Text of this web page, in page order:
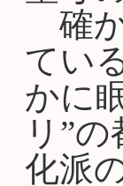
確
てい
かに
リ”
化派